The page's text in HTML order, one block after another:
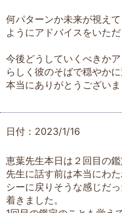
何パターンか未来が視え
ようにアドバイスをいた
今後どうしていくべきか
らしく彼のそばで穏やか
本当にありがとうございま
日付：2023/1/16
恵葉先生本日は２回目の
先生に話す前は本当にわ
シーに戻りそうな感じだ
着きました。